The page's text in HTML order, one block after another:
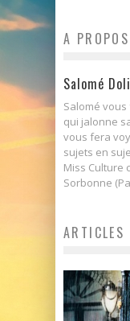
A
Salomé
Salomé
qui jalonne
vous fera
sujets en
Miss Culture
Sorbonne